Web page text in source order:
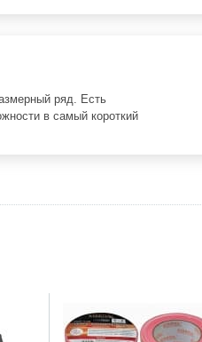
ряд. Есть
в самый короткий